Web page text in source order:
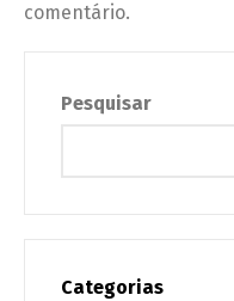
comentário.
Pesquisar
Categorias